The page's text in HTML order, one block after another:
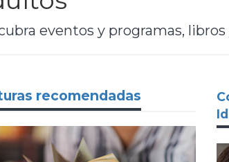
eventos y programas,
recomendadas